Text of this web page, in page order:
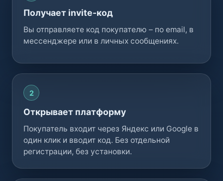
Получает invite-код
Вы отправляете код покупателю – по email, в
мессенджере или в личных сообщениях.
2
Открывает платформу
Покупатель входит через Яндекс или Google в
один клик и вводит код. Без отдельной
регистрации, без установки.